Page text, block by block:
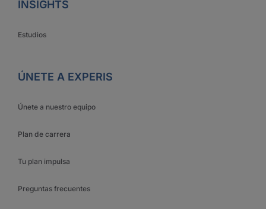
INSIGHTS
Estudios
ÚNETE A EXPERIS
Únete a nuestro equipo
Plan de carrera
Tu plan impulsa
Preguntas frecuentes